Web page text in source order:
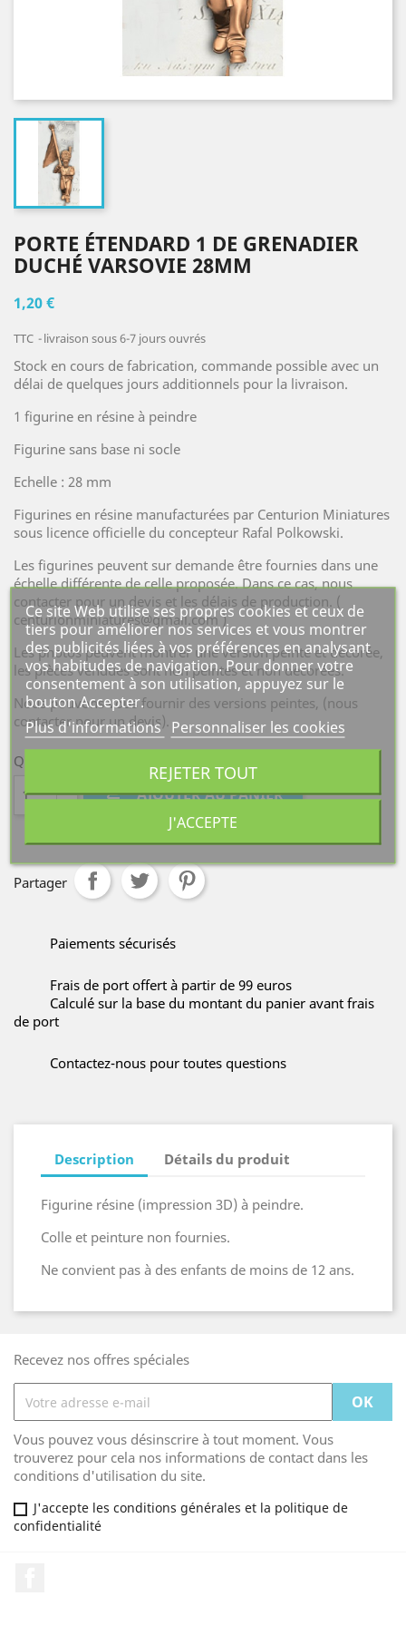
PORTE ÉTENDARD 1 DE GRENADIER
DUCHÉ VARSOVIE 28MM
1,20 €
TTC livraison sous 6-7 jours ouvrés
Stock en cours de fabrication, commande possible avec un
délai de quelques jours additionnels pour la livraison.
1 figurine en résine à peindre
Figurine sans base ni socle
Echelle : 28 mm
Figurines en résine manufacturées par Centurion Miniatures
sous licence officielle du concepteur Rafal Polkowski.
Les figurines peuvent sur demande être fournies dans une
échelle différente de celle proposée. Dans ce cas, nous
contacter pour un devis et les délais de production. (
centurionminiatures@gmail.com )
Les photos peuvent montrer une version peinte et décorée,
les pièces vendues sont non peintes et non décorées.
Nous pouvons vous fournir des versions peintes, (nous
contacter pour un devis).
Quantité
 AJOUTER AU PANIER
Partager
Paiements sécurisés
Frais de port offert à partir de 99 euros
Calculé sur la base du montant du panier avant frais
de port
Contactez-nous pour toutes questions
Description Détails du produit
Figurine résine (impression 3D) à peindre.
Colle et peinture non fournies.
Ne convient pas à des enfants de moins de 12 ans.
Recevez nos offres spéciales
Vous pouvez vous désinscrire à tout moment. Vous
trouverez pour cela nos informations de contact dans les
conditions d'utilisation du site.
J'accepte les conditions générales et la politique de
confidentialité
Ce site Web utilise ses propres cookies et ceux de
tiers pour améliorer nos services et vous montrer
des publicités liées à vos préférences en analysant
vos habitudes de navigation. Pour donner votre
consentement à son utilisation, appuyez sur le
bouton Accepter.
Plus d'informations Personnaliser les cookies
REJETER TOUT
J'ACCEPTE